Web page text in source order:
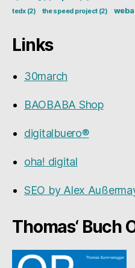
tedx(2) the speed project (2)
Links
30march
BAOBABA Shop
digitalbuero®
oha! digital
SEO by Alex
Thomas‘ Buch